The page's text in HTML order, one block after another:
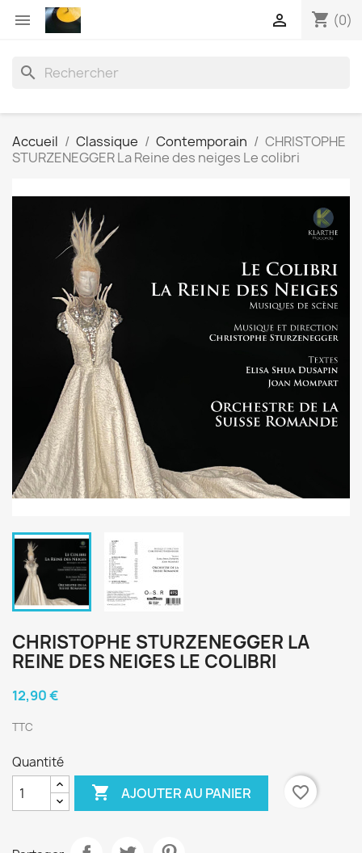
 shopping_cart (0)

search
Accueil Classique Contemporain
CHRISTOPHE
STURZENEGGER La Reine des neiges Le colibri
CHRISTOPHE STURZENEGGER LA
REINE DES NEIGES LE COLIBRI
12,90 €
TTC
Quantité
 AJOUTER AU PANIER favorite_border